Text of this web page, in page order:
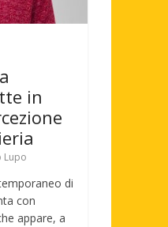
in
Lupo
di
con
appare, a